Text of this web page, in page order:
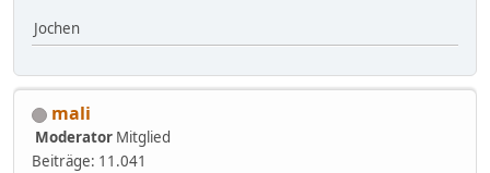
Jochen
mali
Moderator Mitglied
Beiträge: 11.041